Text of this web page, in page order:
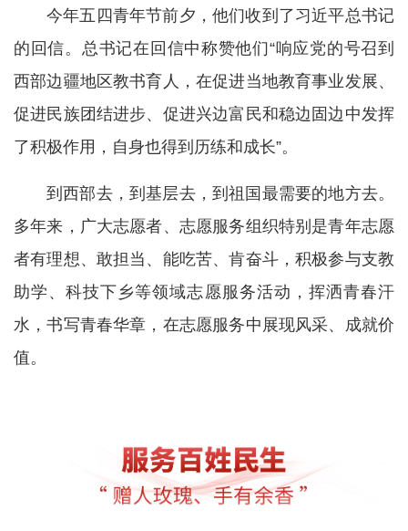
今年五四青年节前夕，他们收到了习近平总书记
的回信。总书记在回信中称赞他们“响应党的号召到
西部边疆地区教书育人，在促进当地教育事业发展、
促进民族团结进步、促进兴边富民和稳边固边中发挥
了积极作用，自身也得到历练和成长”。
到西部去，到基层去，到祖国最需要的地方去。
多年来，广大志愿者、志愿服务组织特别是青年志愿
者有理想、敢担当、能吃苦、肯奋斗，积极参与支教
助学、科技下乡等领域志愿服务活动，挥洒青春汗
水，书写青春华章，在志愿服务中展现风采、成就价
值。